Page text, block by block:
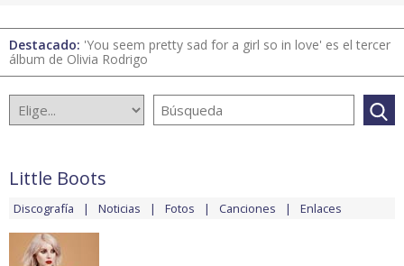
Destacado: 'You seem pretty sad for a girl so in love' es el tercer
álbum de Olivia Rodrigo
Little Boots
Discografía Noticias Fotos Canciones Enlaces